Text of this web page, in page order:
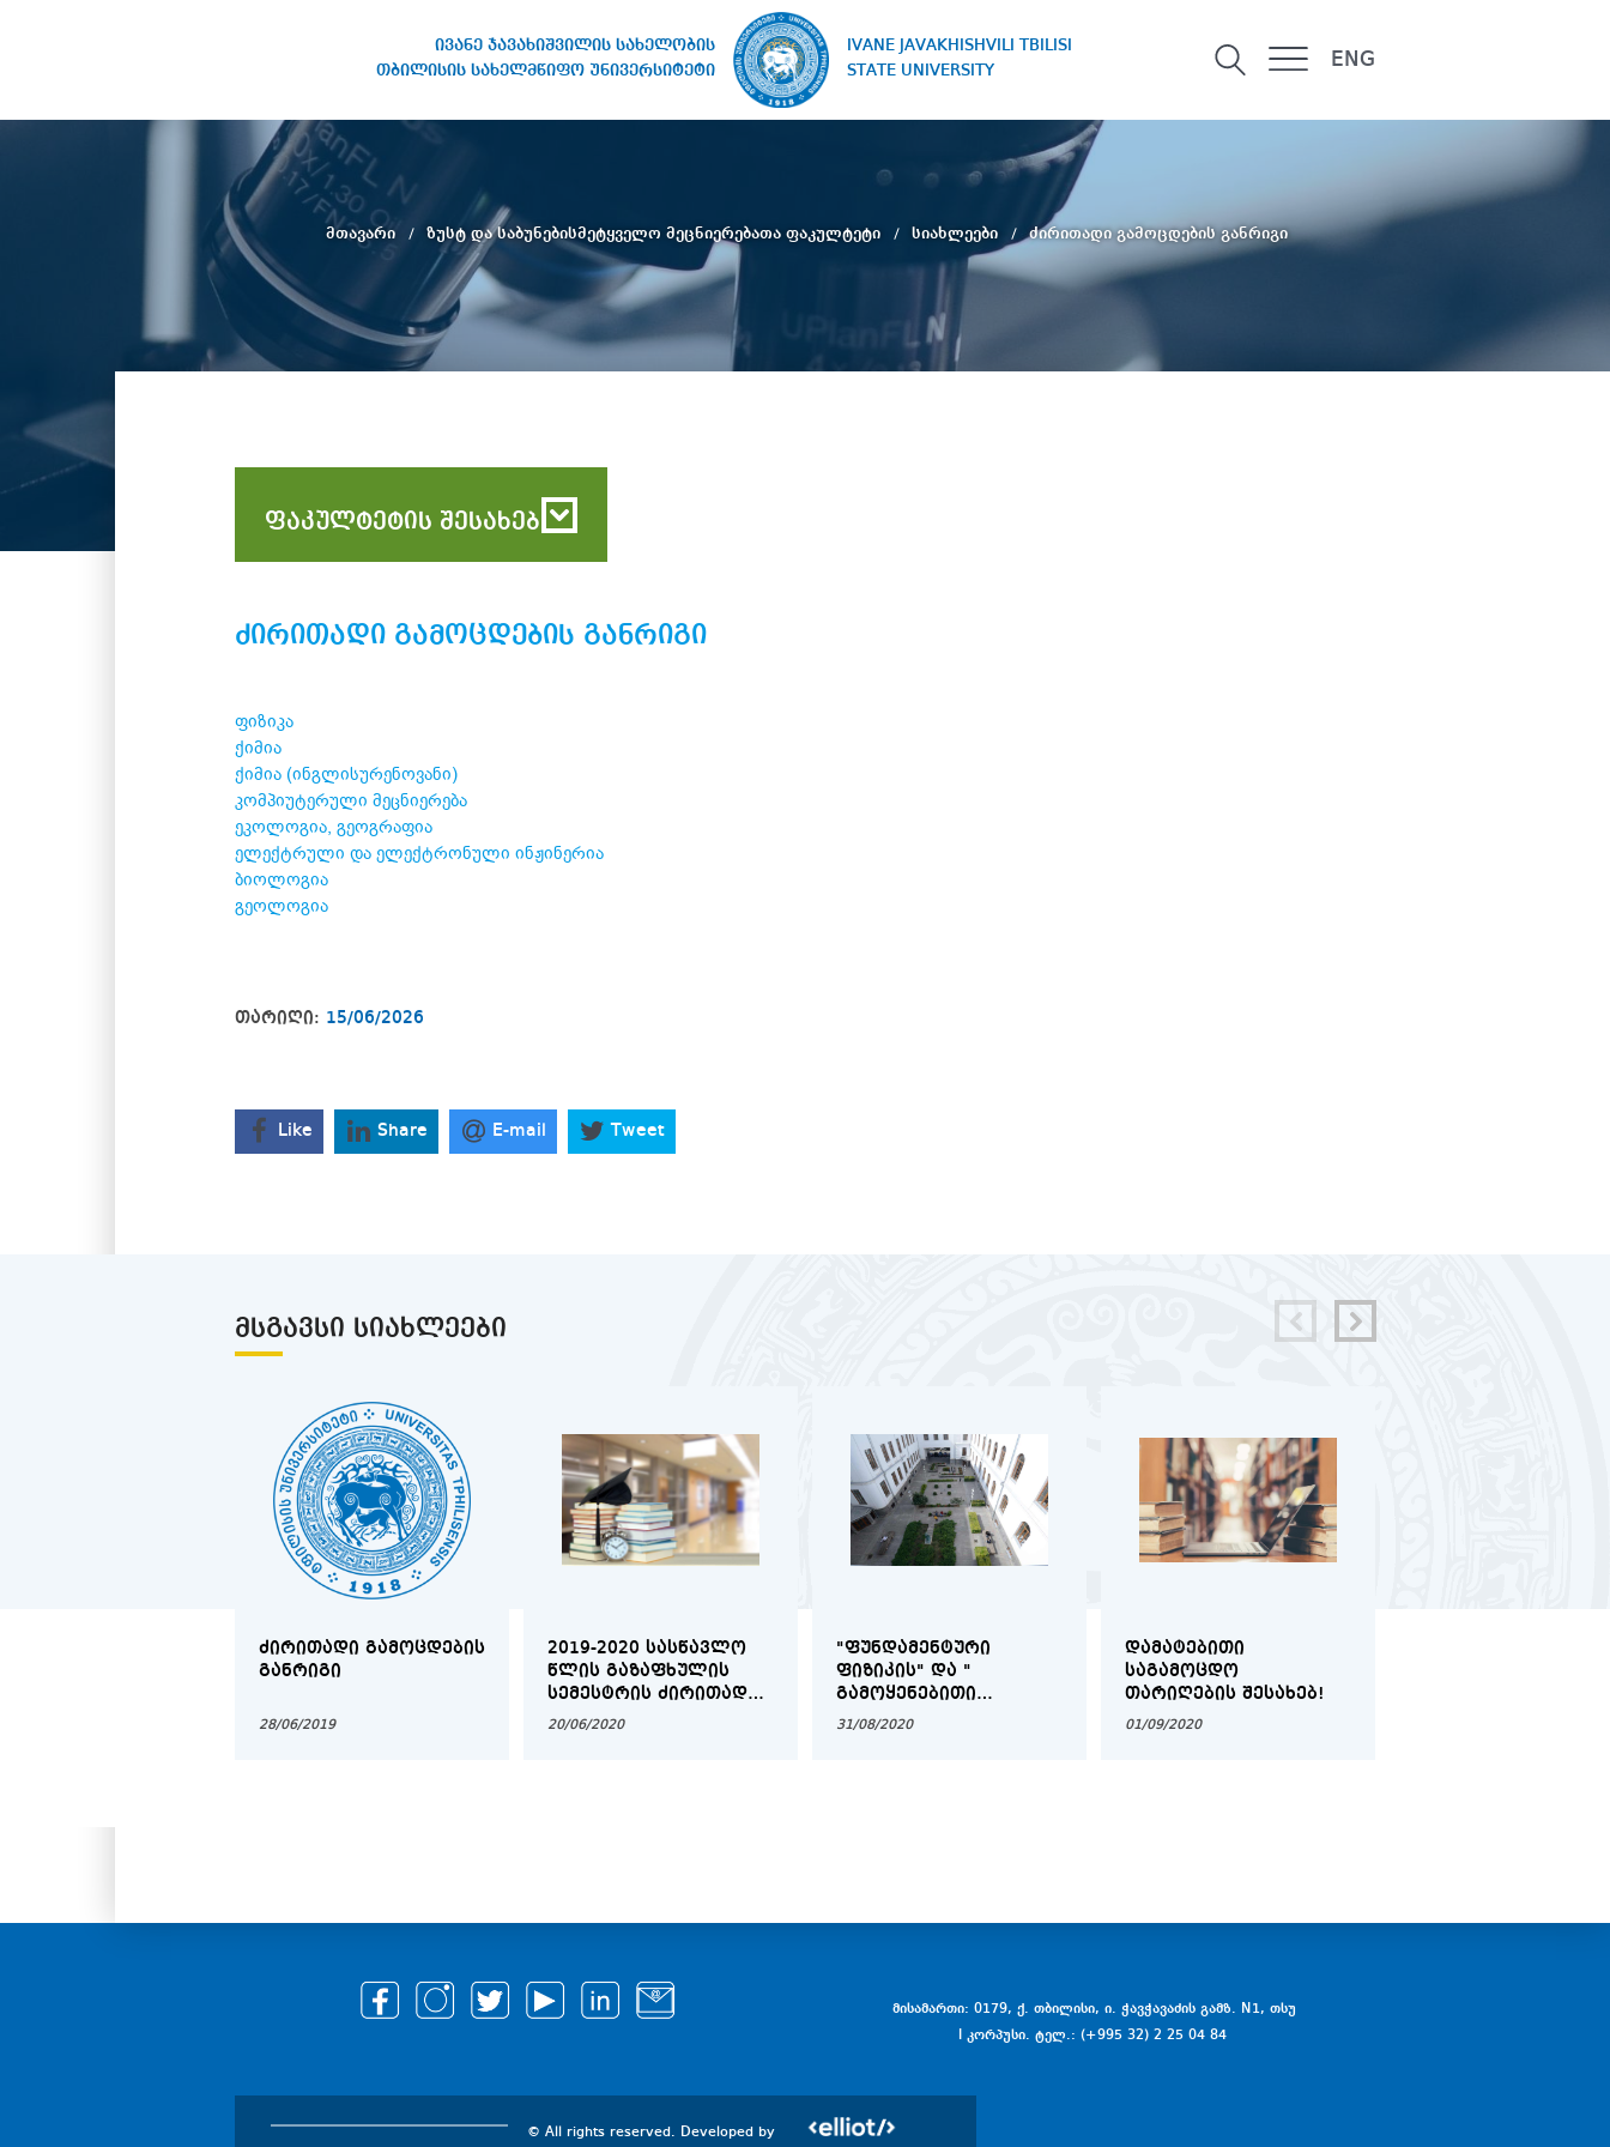
ივანე ჯავახიშვილის სახელობის
თბილისის სახელმწიფო უნივერსიტეტი
IVANE JAVAKHISHVILI TBILISI
STATE UNIVERSITY
ENG
სახელობის თბილისის
სახელმწიფო უნივერსიტეტი
მთავარი ზუსტ და საბუნებისმეტყველო მეცნიერებათა ფაკულტეტი სიახლეები ძირითადი გამოცდების განრიგი
ფაკულტეტის შესახებ
ძირითადი გამოცდების განრიგი
ფიზიკა
ქიმია
ქიმია (ინგლისურენოვანი)
კომპიუტერული მეცნიერება
ეკოლოგია, გეოგრაფია
ელექტრული და ელექტრონული ინჟინერია
ბიოლოგია
გეოლოგია
თარიღი: 15/06/2026
Like Share E-mail Tweet
ᲛᲡᲒᲐᲕᲡᲘ ᲡᲘᲐᲮᲚᲔᲔᲑᲘ
ᲫᲘᲠᲘᲗᲐᲓᲘ ᲒᲐᲛᲝᲪᲓᲔᲑᲘᲡ
ᲒᲐᲜᲠᲘᲒᲘ
28/06/2019
2019-2020 ᲡᲐᲡᲬᲐᲕᲚᲝ
ᲬᲚᲘᲡ ᲒᲐᲖᲐᲤᲮᲣᲚᲘᲡ
ᲡᲔᲛᲔᲡᲢᲠᲘᲡ ᲫᲘᲠᲘᲗᲐᲓᲘ
ᲒᲐᲛᲝᲪᲓᲔᲑᲘᲡ ᲒᲐᲜᲠᲘᲒᲘ
20/06/2020
"ᲤᲣᲜᲓᲐᲛᲔᲜᲢᲣᲠᲘ
ᲤᲘᲖᲘᲙᲘᲡ" ᲓᲐ "
ᲒᲐᲛᲝᲧᲔᲜᲔᲑᲘᲗᲘ
ᲤᲘᲖᲘᲙᲘᲡ" ᲡᲐᲛᲐᲒᲘᲡᲢᲠᲝ
31/08/2020
ᲓᲐᲛᲐᲢᲔᲑᲘᲗᲘ
ᲡᲐᲒᲐᲛᲝᲪᲓᲝ
ᲗᲐᲠᲘᲦᲔᲑᲘᲡ ᲨᲔᲡᲐᲮᲔᲑ!
01/09/2020
მისამართი: 0179, ქ. თბილისი, ი. ჭავჭავაძის გამზ. N1, თსუ
I კორპუსი. ტელ.: (+995 32) 2 25 04 84
© All rights reserved. Developed by